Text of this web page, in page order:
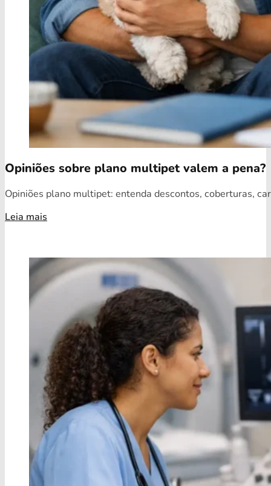
Opiniões sobre plano multipet valem a pena?
Opiniões plano multipet: entenda descontos, coberturas,
Leia mais